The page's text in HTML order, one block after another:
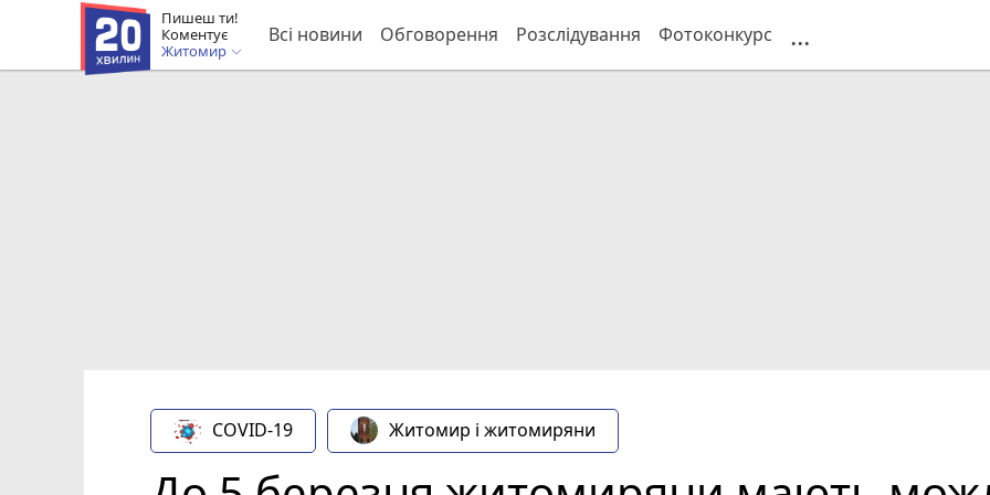
Пишеш ти!
Коментує
Житомир
Всі новини Обговорення Розслідування Фотоконкурс ...
COVID-19 Житомир і житомиряни